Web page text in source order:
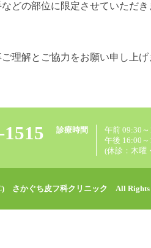
どの部位に限定させていただき
理解とご協力をお願い申し上げ
診療時間
午前 09:30
午後 16:00
(休診：木曜
さかぐち皮フ科クリニック All Rights